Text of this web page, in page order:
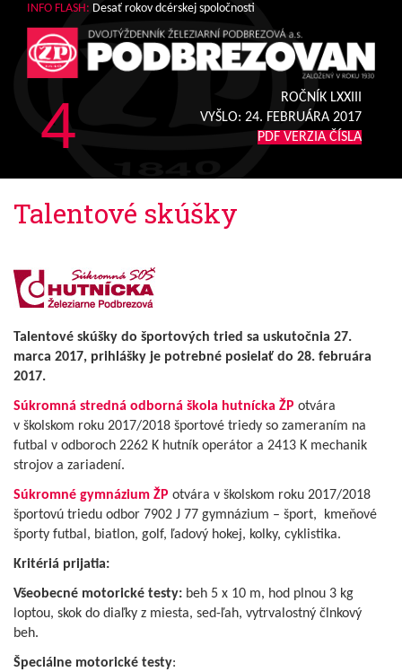
INFO FLASH: Desať rokov dcérskej spoločnosti
4
ROČNÍK LXXIII
VYŠLO: 24. FEBRUÁRA 2017
PDF VERZIA ČÍSLA
Talentové skúšky
Talentové skúšky do športových tried sa uskutočnia 27.
marca 2017, prihlášky je potrebné posielať do 28. februára
2017.
Súkromná stredná odborná škola hutnícka ŽP otvára
v školskom roku 2017/2018 športové triedy so zameraním na
futbal v odboroch 2262 K hutník operátor a 2413 K mechanik
strojov a zariadení.
Súkromné gymnázium ŽP otvára v školskom roku 2017/2018
športovú triedu odbor 7902 J 77 gymnázium – šport, kmeňové
športy futbal, biatlon, golf, ľadový hokej, kolky, cyklistika.
Kritériá prijatia:
Všeobecné motorické testy: beh 5 x 10 m, hod plnou 3 kg
loptou, skok do diaľky z miesta, sed-ľah, vytrvalostný člnkový
beh.
Špeciálne motorické testy: